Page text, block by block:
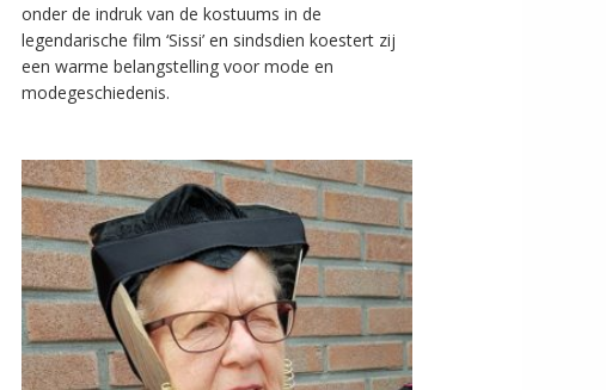
onder de indruk van de kostuums in de
legendarische film ‘Sissi’ en sindsdien koestert zij
een warme belangstelling voor mode en
modegeschiedenis.